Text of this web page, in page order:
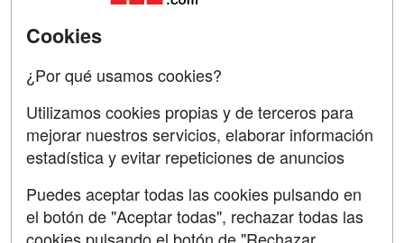
Acceso Centros
Contactar
Confidencialidad
Aviso legal
Copyleft
Cookies
¿Por qué usamos cookies?
Utilizamos cookies propias y de terceros para
mejorar nuestros servicios, elaborar información
estadística y evitar repeticiones de anuncios
Puedes aceptar todas las cookies pulsando en
el botón de "Aceptar todas", rechazar todas las